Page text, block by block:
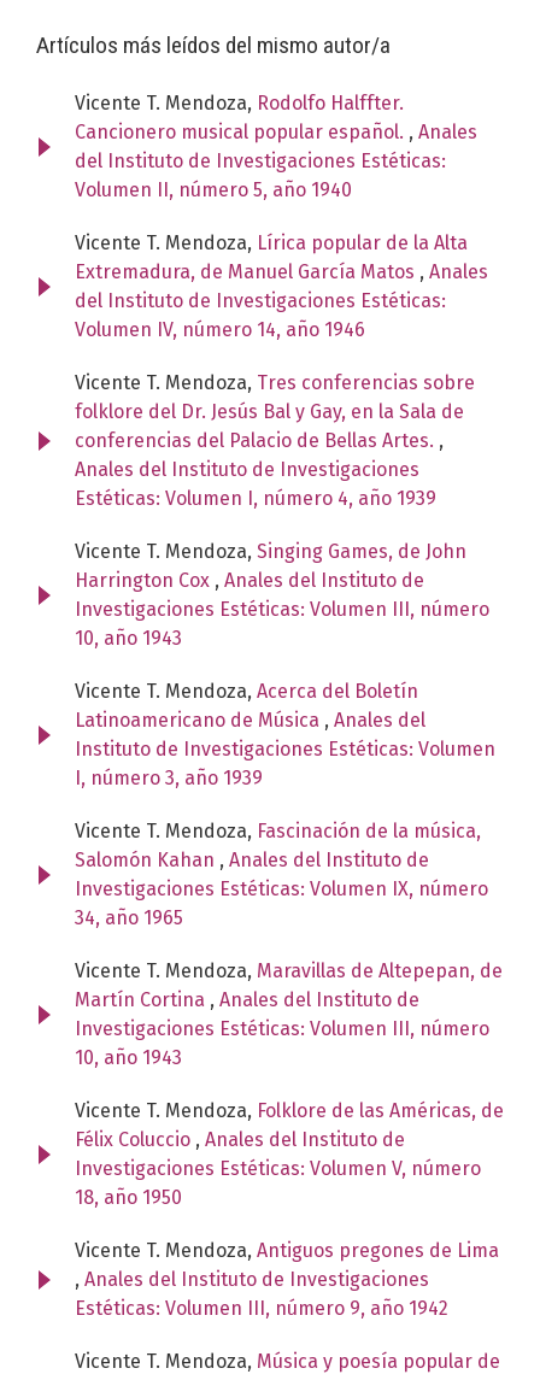
Artículos más leídos del mismo autor/a
Vicente T. Mendoza, Rodolfo Halffter.
Cancionero musical popular español. , Anales
del Instituto de Investigaciones Estéticas:
Volumen II, número 5, año 1940
Vicente T. Mendoza, Lírica popular de la Alta
Extremadura, de Manuel García Matos , Anales
del Instituto de Investigaciones Estéticas:
Volumen IV, número 14, año 1946
Vicente T. Mendoza, Tres conferencias sobre
folklore del Dr. Jesús Bal y Gay, en la Sala de
conferencias del Palacio de Bellas Artes. ,
Anales del Instituto de Investigaciones
Estéticas: Volumen I, número 4, año 1939
Vicente T. Mendoza, Singing Games, de John
Harrington Cox , Anales del Instituto de
Investigaciones Estéticas: Volumen III, número
10, año 1943
Vicente T. Mendoza, Acerca del Boletín
Latinoamericano de Música , Anales del
Instituto de Investigaciones Estéticas: Volumen
I, número 3, año 1939
Vicente T. Mendoza, Fascinación de la música,
Salomón Kahan , Anales del Instituto de
Investigaciones Estéticas: Volumen IX, número
34, año 1965
Vicente T. Mendoza, Maravillas de Altepepan, de
Martín Cortina , Anales del Instituto de
Investigaciones Estéticas: Volumen III, número
10, año 1943
Vicente T. Mendoza, Folklore de las Américas, de
Félix Coluccio , Anales del Instituto de
Investigaciones Estéticas: Volumen V, número
18, año 1950
Vicente T. Mendoza, Antiguos pregones de Lima
, Anales del Instituto de Investigaciones
Estéticas: Volumen III, número 9, año 1942
Vicente T. Mendoza, Música y poesía popular de